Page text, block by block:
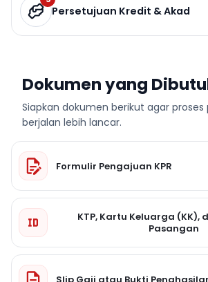
Persetujuan Kredit & Akad
Dokumen yang
Siapkan dokumen berikut agar proses
berjalan lebih lancar.
Formulir Pengajuan KPR
KTP, Kartu Keluarga (KK),
Pasangan
Slip Gaji atau Bukti